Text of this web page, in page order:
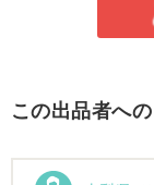
この出品者へ